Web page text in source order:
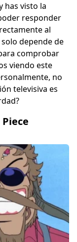
has visto la
responder
al
depende de
comprobar
viendo este
no
televisiva es